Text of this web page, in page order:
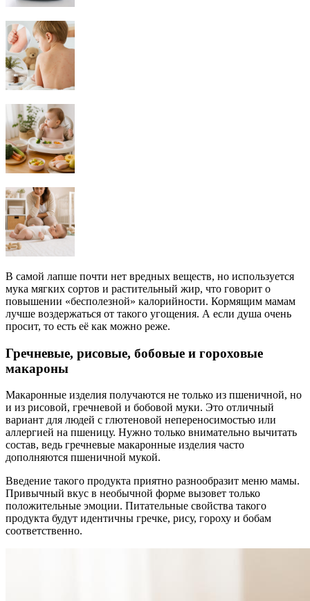
В самой лапше почти нет вредных веществ, но используется
мука мягких сортов и растительный жир, что говорит о
повышении «бесполезной» калорийности. Кормящим мамам
лучше воздержаться от такого угощения. А если душа очень
просит, то есть её как можно реже.
Гречневые, рисовые, бобовые и гороховые
макароны
Макаронные изделия получаются не только из пшеничной, но
и из рисовой, гречневой и бобовой муки. Это отличный
вариант для людей с глютеновой непереносимостью или
аллергией на пшеницу. Нужно только внимательно вычитать
состав, ведь гречневые макаронные изделия часто
дополняются пшеничной мукой.
Введение такого продукта приятно разнообразит меню мамы.
Привычный вкус в необычной форме вызовет только
положительные эмоции. Питательные свойства такого
продукта будут идентичны гречке, рису, гороху и бобам
соответственно.